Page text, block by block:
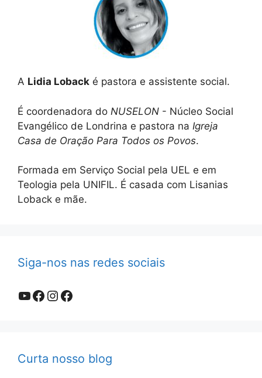
A Lidia Loback é pastora e assistente social.
É coordenadora do NUSELON - Núcleo Social
Evangélico de Londrina e pastora na Igreja
Casa de Oração Para Todos os Povos.
Formada em Serviço Social pela UEL e em
Teologia pela UNIFIL. É casada com Lisanias
Loback e mãe.
Siga-nos nas redes sociais
Youtube
Facebook
Instagram
Facebook
Curta nosso blog